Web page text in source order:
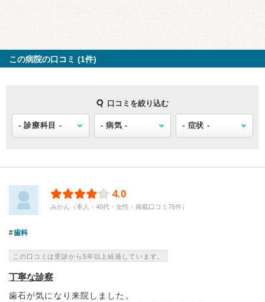
この病院の口コミ (1件)
口コミを絞り込む
4.0
みかん（本人・40代・女性・掲載口コミ76件）
歯科
この口コミは受診から5年以上経過しています。
丁寧な診察
歯石が気になり来院しました。